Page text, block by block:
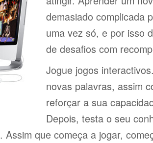
demasiado complicada
uma vez só, e por isso
de desafios com
Jogue jogos
novas palavras, assim
reforçar a sua
Depois, testa o seu
Assim que começa a jogar,